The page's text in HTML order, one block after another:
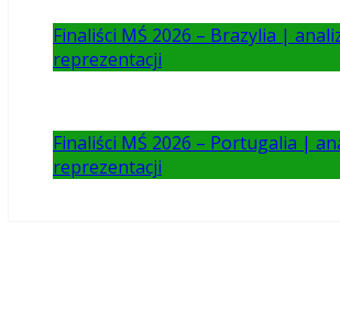
Finaliści MŚ 2026 – Brazylia |
reprezentacji
Finaliści MŚ 2026 – Portugalia |
reprezentacji